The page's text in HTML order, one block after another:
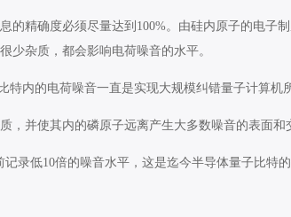
的精确度必须尽量达到100%。由硅内原子的电
杂质，都会影响电荷噪音的水平。
内的电荷噪音一直是实现大规模纠错量子计算机
并使其内的磷原子远离产生大多数噪音的表面和
录低10倍的噪音水平，这是迄今半导体量子比